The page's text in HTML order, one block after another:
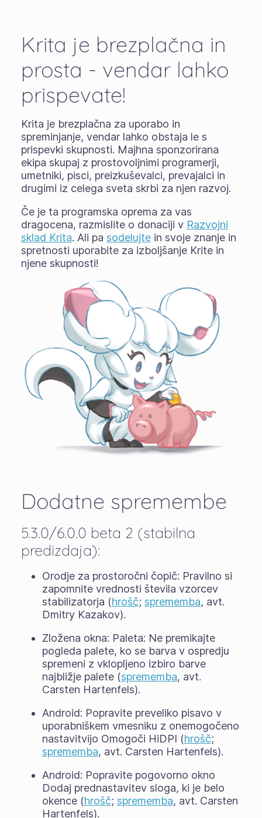
Krita je brezplačna in
prosta - vendar lahko
prispevate!
Krita je brezplačna za uporabo in
spreminjanje, vendar lahko obstaja le s
prispevki skupnosti. Majhna sponzorirana
ekipa skupaj z prostovoljnimi programerji,
umetniki, pisci, preizkuševalci, prevajalci in
drugimi iz celega sveta skrbi za njen razvoj.
Če je ta programska oprema za vas
dragocena, razmislite o donaciji v Razvojni
sklad Krita. Ali pa sodelujtein svoje znanje in
spretnosti uporabite za izboljšanje Krite in
njene skupnosti!
Dodatne spremembe
5.3.0/6.0.0 beta 2 (stabilna
predizdaja):
Orodje za prostoročni čopič: Pravilno si
zapomnite vrednosti števila vzorcev
stabilizatorja (hrošč; sprememba, avt.
Dmitry Kazakov).
Zložena okna: Paleta: Ne premikajte
pogleda palete, ko se barva v ospredju
spremeni z vklopljeno izbiro barve
najbližje palete (sprememba, avt.
Carsten Hartenfels).
Android: Popravite preveliko pisavo v
uporabniškem vmesniku z onemogočeno
nastavitvijo Omogoči HiDPI (hrošč;
sprememba, avt. Carsten Hartenfels).
Android: Popravite pogovorno okno
Dodaj prednastavitev sloga, ki je belo
okence (hrošč; sprememba, avt. Carsten
Hartenfels).